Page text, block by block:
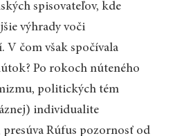
spisovateľov, kde
výhrady voči
V čom však spočívala
Po rokoch núteného
politických tém
individualite
Rúfus pozornosť od